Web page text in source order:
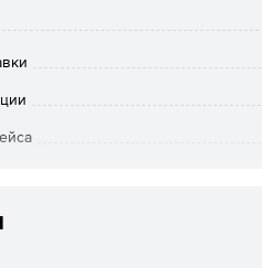
Standard
Mac
в